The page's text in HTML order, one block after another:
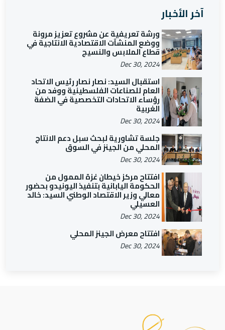
آخر الأخبار
ورشة تعريفية عن مشروع تعزيز مرونة
ووضع المنشآت الاقتصادية الانتاجية في
قطاع الملابس والنسيج
Dec 30, 2024
استقبال السيد: نصار نصار رئيس الاتحاد
العام للصناعات الفلسطينية ووفد من
رؤساء الاتحادات التخصصية في الضفة
الغربية
Dec 30, 2024
جلسة تشاورية لبحث سبل دعم الانتاج
المحلي من الجينز في السوق
Dec 30, 2024
افتتاح مركز خيطان غزة الممول من
الحكومة اليابانية بتنفيذ اليونيدو بحضور
معالي وزير الاقتصاد الوطني السيد: خالد
العسيلي
Dec 30, 2024
افتتاح معرض الجينز المحلي
Dec 30, 2024